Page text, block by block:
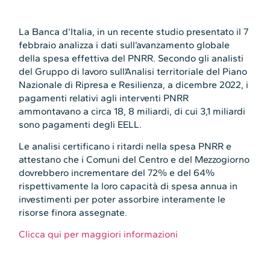
La Banca d’Italia, in un recente studio presentato il 7
febbraio analizza i dati sull’avanzamento globale
della spesa effettiva del PNRR. Secondo gli analisti
del Gruppo di lavoro sull’Analisi territoriale del Piano
Nazionale di Ripresa e Resilienza, a dicembre 2022, i
pagamenti relativi agli interventi PNRR
ammontavano a circa 18, 8 miliardi, di cui 3,1 miliardi
sono pagamenti degli EELL.
Le analisi certificano i ritardi nella spesa PNRR e
attestano che i Comuni del Centro e del Mezzogiorno
dovrebbero incrementare del 72% e del 64%
rispettivamente la loro capacità di spesa annua in
investimenti per poter assorbire interamente le
risorse finora assegnate.
Clicca qui per maggiori informazioni